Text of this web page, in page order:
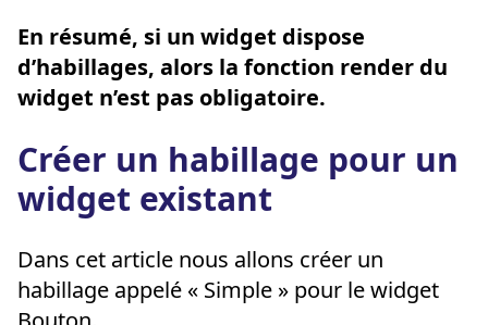
En résumé, si un widget dispose
d’habillages, alors la fonction render du
widget n’est pas obligatoire.
Créer un habillage pour un
widget existant
Dans cet article nous allons créer un
habillage appelé « Simple » pour le widget